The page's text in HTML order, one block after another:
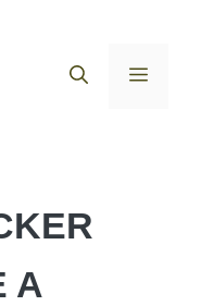
Menu
A